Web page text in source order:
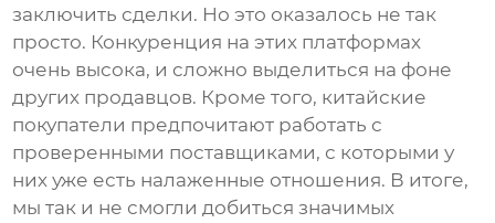
заключить сделки. Но это оказалось не так
просто. Конкуренция на этих платформах
очень высока, и сложно выделиться на фоне
других продавцов. Кроме того, китайские
покупатели предпочитают работать с
проверенными поставщиками, с которыми у
них уже есть налаженные отношения. В итоге,
мы так и не смогли добиться значимых